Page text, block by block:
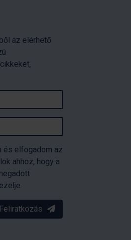
az elérhető
és elfogadom az
ahhoz, hogy a
Feliratkozás